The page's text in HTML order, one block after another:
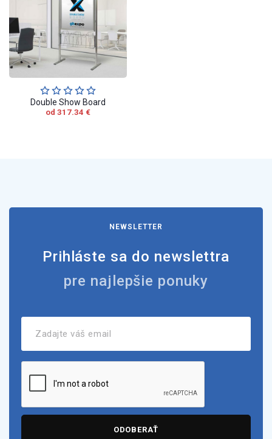
Double Show Board
od 317.34 €
NEWSLETTER
Prihláste sa do newslettra
pre najlepšie ponuky
ODOBERAŤ